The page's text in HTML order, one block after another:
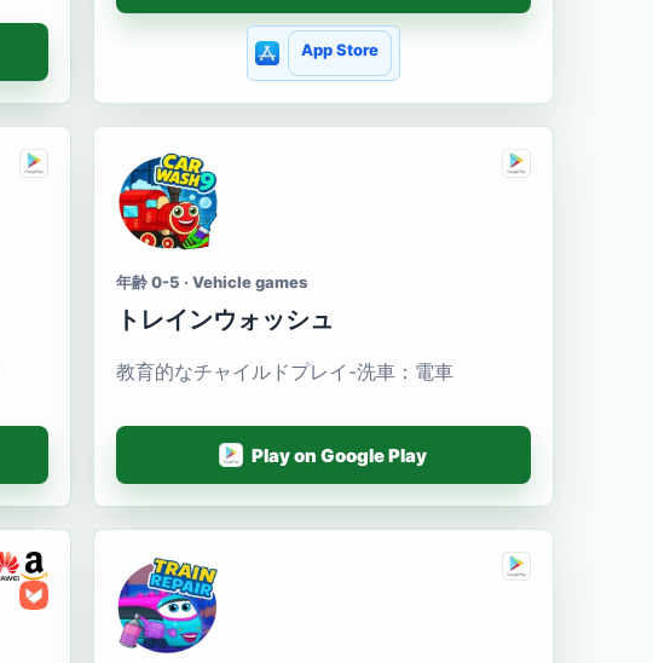
App Store
年齢 0-5 · Vehicle games
トレインウォッシュ
教育的なチャイルドプレイ-洗車：電車
Play on Google Play